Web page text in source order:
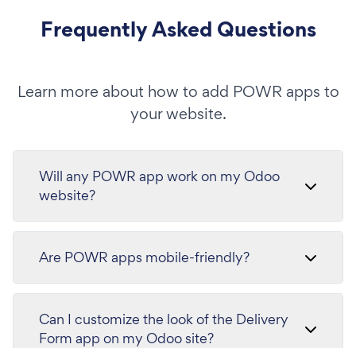
Frequently Asked Questions
Learn more about how to add POWR apps to
your website.
Will any POWR app work on my Odoo
website?
Are POWR apps mobile-friendly?
Can I customize the look of the Delivery
Form app on my Odoo site?